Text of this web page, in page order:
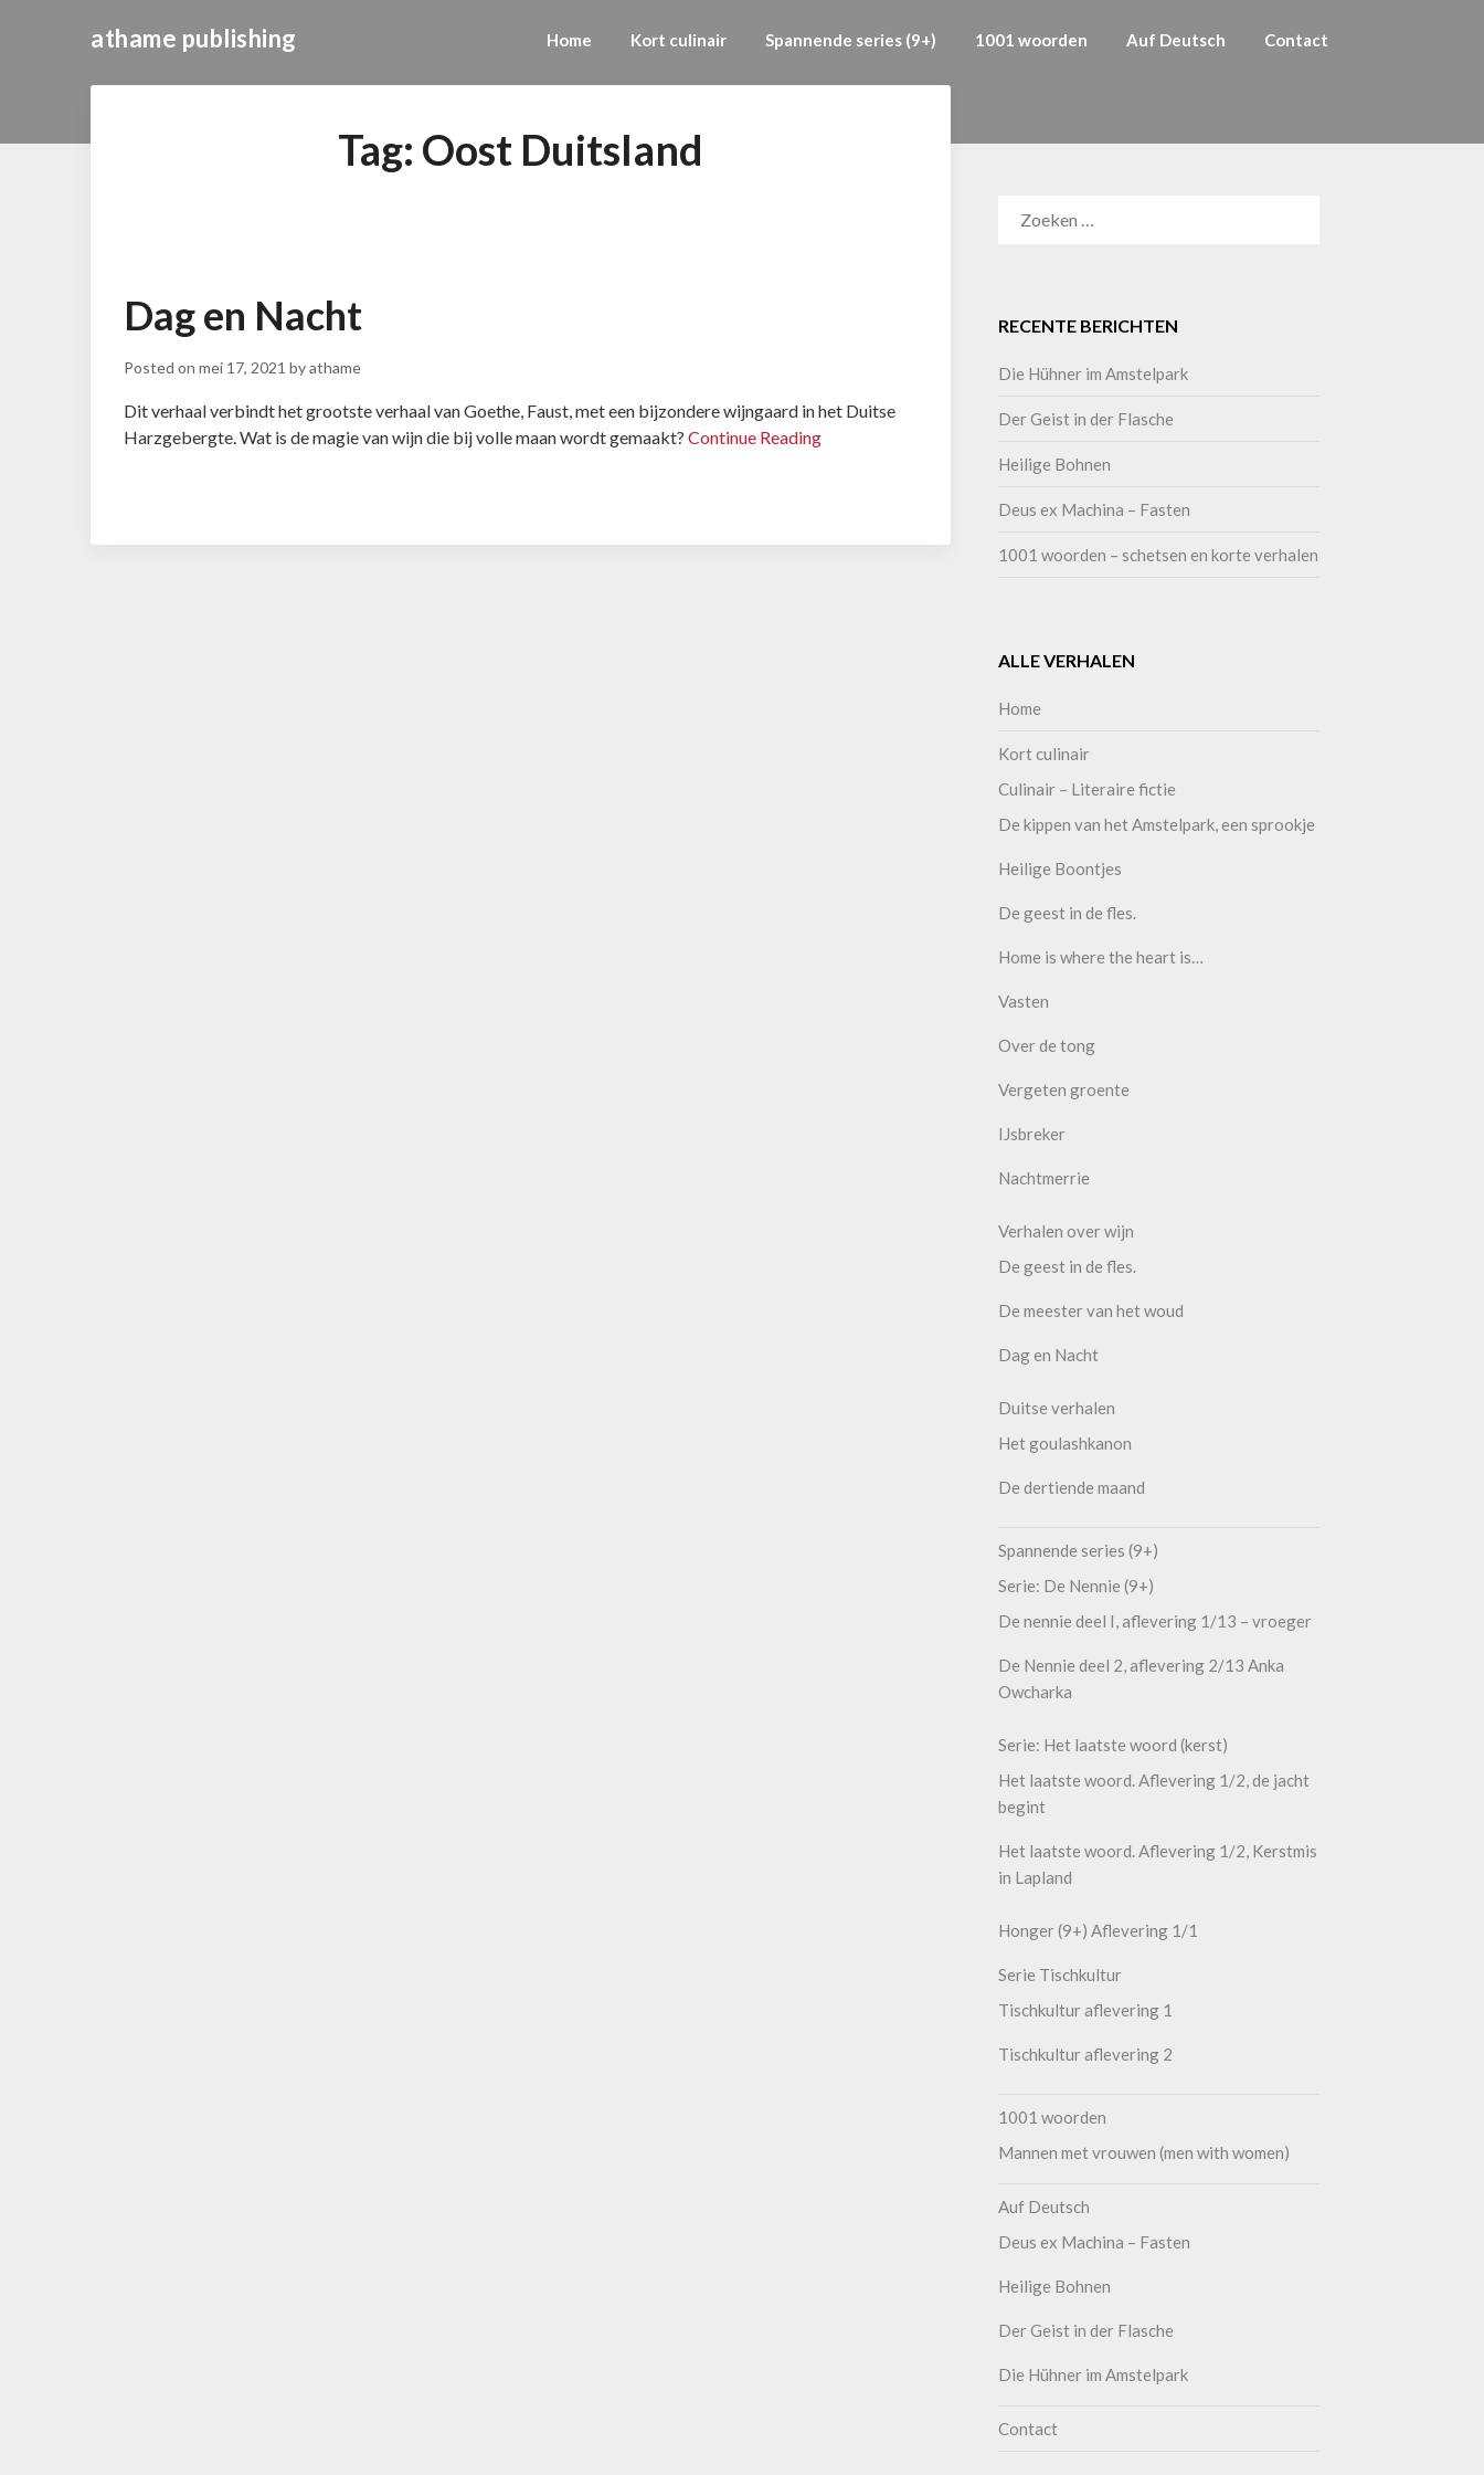
athame publishing Home Kort culinair Spannende series (9+) 1001 woorden Auf Deutsch Contact
Tag: Oost Duitsland
Dag en Nacht
Posted on mei 17, 2021 byathame
Dit verhaal verbindt het grootste verhaal van Goethe, Faust, met een bijzondere wijngaard in het Duitse
Harzgebergte. Wat is de magie van wijn die bij volle maan wordt gemaakt? Continue Reading
RECENTE BERICHTEN
Die Hühner im Amstelpark
Der Geist in der Flasche
Heilige Bohnen
Deus ex Machina – Fasten
1001 woorden – schetsen en korte verhalen
ALLE VERHALEN
Home
Kort culinair
Culinair – Literaire fictie
De kippen van het Amstelpark, een sprookje
Heilige Boontjes
De geest in de fles.
Home is where the heart is…
Vasten
Over de tong
Vergeten groente
IJsbreker
Nachtmerrie
Verhalen over wijn
De geest in de fles.
De meester van het woud
Dag en Nacht
Duitse verhalen
Het goulashkanon
De dertiende maand
Spannende series (9+)
Serie: De Nennie (9+)
De nennie deel I, aflevering 1/13 – vroeger
De Nennie deel 2, aflevering 2/13 Anka
Owcharka
Serie: Het laatste woord (kerst)
Het laatste woord. Aflevering 1/2, de jacht
begint
Het laatste woord. Aflevering 1/2, Kerstmis
in Lapland
Honger (9+) Aflevering 1/1
Serie Tischkultur
Tischkultur aflevering 1
Tischkultur aflevering 2
1001 woorden
Mannen met vrouwen (men with women)
Auf Deutsch
Deus ex Machina – Fasten
Heilige Bohnen
Der Geist in der Flasche
Die Hühner im Amstelpark
Contact